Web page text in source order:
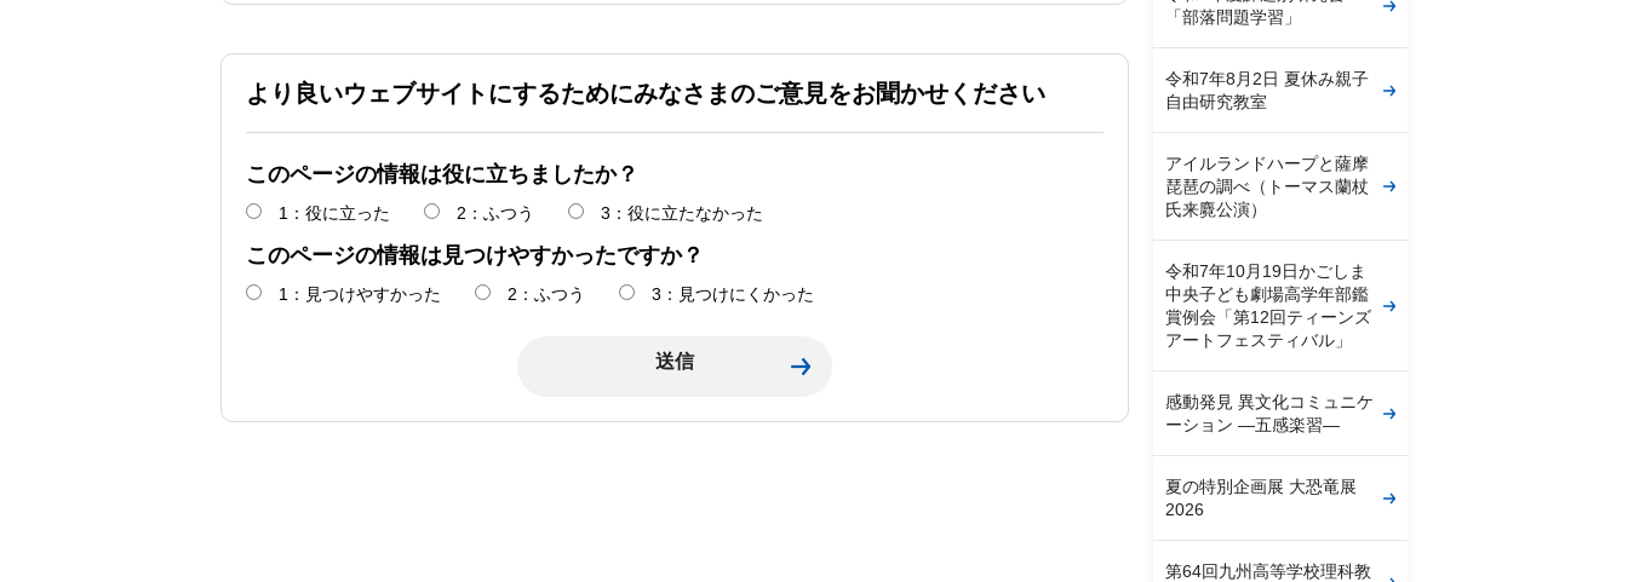
より良いウェブサイトにするためにみなさまのご意見をお聞かせください
このページの情報は役に立ちましたか？
1：役に立った 2：ふつう 3：役に立たなかった
このページの情報は見つけやすかったですか？
1：見つけやすかった 2：ふつう 3：見つけにくかった
「部落問題学習」
令和7年8月2日 夏休み親子
自由研究教室
アイルランドハープと薩摩
琵琶の調べ（トーマス蘭杖
氏来麑公演）
令和7年10月19日かごしま
中央子ども劇場高学年部鑑
賞例会「第12回ティーンズ
アートフェスティバル」
感動発見 異文化コミュニケ
ーション ―五感楽習―
夏の特別企画展 大恐竜展
2026
第64回九州高等学校理科教